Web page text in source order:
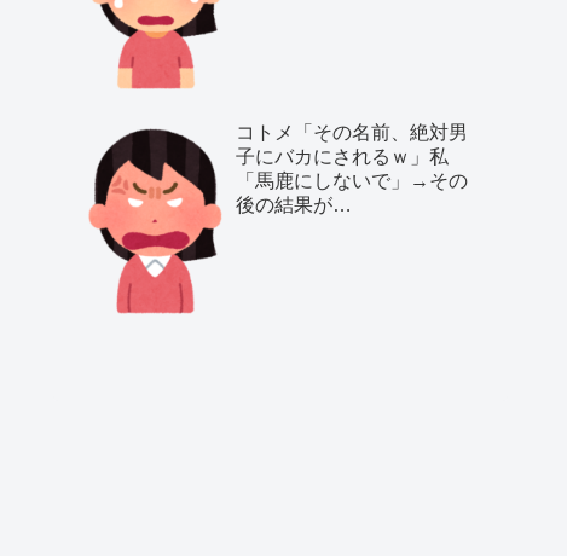
コトメ「その名前、絶対男
子にバカにされるｗ」私
「馬鹿にしないで」→その
後の結果が…